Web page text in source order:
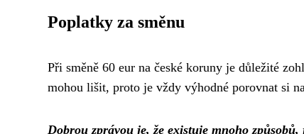
Poplatky za směnu
Při směně 60 eur na české koruny je důležité
mohou lišit, proto je vždy výhodné porovnat si
Dobrou zprávou je, že existuje mnoho